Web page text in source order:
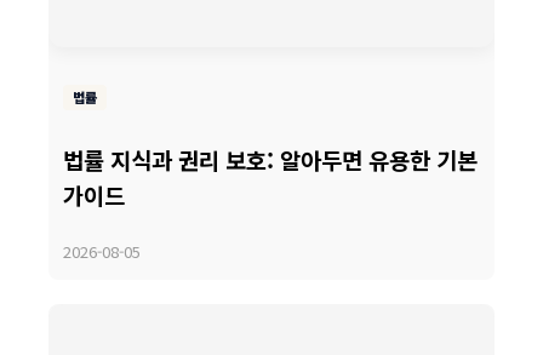
법률
법률 지식과 권리 보호: 알아두면 유용한 기본
가이드
2026-08-05